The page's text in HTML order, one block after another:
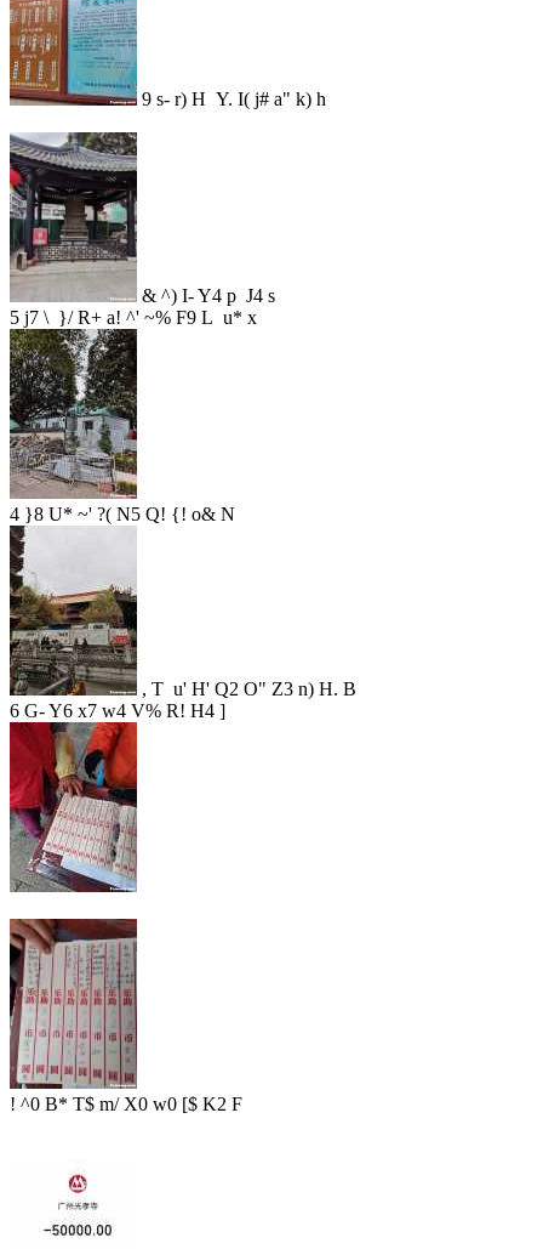
9 s- r) H Y. I( j# a" k) h
& ^) I- Y4 p J4 s
5 j7 \ }/ R+ a! ^' ~% F9 L u* x
4 }8 U* ~' ?( N5 Q! {! o& N
, T u' H' Q2 O" Z3 n) H. B
6 G- Y6 x7 w4 V% R! H4 ]
! ^0 B* T$ m/ X0 w0 [$ K2 F